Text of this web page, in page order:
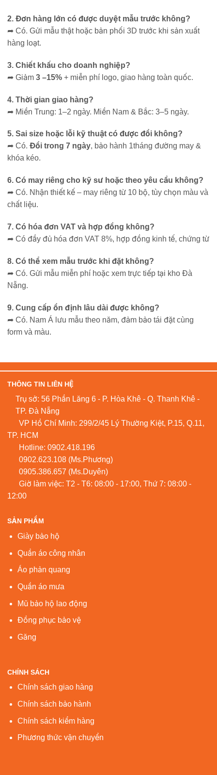
2. Đơn hàng lớn có được duyệt mẫu trước không?
➦ Có. Gửi mẫu thật hoặc bản phối 3D trước khi sản xuất
hàng loạt.
3. Chiết khấu cho doanh nghiệp?
➦ Giảm 3 –15% + miễn phí logo, giao hàng toàn quốc.
4. Thời gian giao hàng?
➦ Miền Trung: 1–2 ngày. Miền Nam & Bắc: 3–5 ngày.
5. Sai size hoặc lỗi kỹ thuật có được đổi không?
➦ Có. Đổi trong 7 ngày, bảo hành 1tháng đường may &
khóa kéo.
6. Có may riêng cho kỹ sư hoặc theo yêu cầu không?
➦ Có. Nhận thiết kế – may riêng từ 10 bộ, tùy chọn màu và
chất liệu.
7. Có hóa đơn VAT và hợp đồng không?
➦ Có đầy đủ hóa đơn VAT 8%, hợp đồng kinh tế, chứng từ
8. Có thể xem mẫu trước khi đặt không?
➦ Có. Gửi mẫu miễn phí hoặc xem trực tiếp tại kho Đà
Nẵng.
9. Cung cấp ổn định lâu dài được không?
➦ Có. Nam Á lưu mẫu theo năm, đảm bảo tái đặt cùng
form và màu.
THÔNG TIN LIÊN HỆ
Trụ sở: 56 Phần Lăng 6 - P. Hòa Khê - Q. Thanh Khê -
TP. Đà Nẵng
VP Hồ Chí Minh: 299/2/45 Lý Thường Kiệt, P.15, Q.11,
TP. HCM
Hotline: 0902.418.196
0902.623.108 (Ms.Phương)
0905.386.657 (Ms.Duyên)
Giờ làm việc: T2 - T6: 08:00 - 17:00, Thứ 7: 08:00 -
12:00
SẢN PHẨM
Giày bảo hộ
Quần áo công nhân
Áo phản quang
Quần áo mưa
Mũ bảo hộ lao động
Đồng phục bảo vệ
Găng
CHÍNH SÁCH
Chính sách giao hàng
Chính sách bảo hành
Chính sách kiểm hàng
Phương thức vận chuyển